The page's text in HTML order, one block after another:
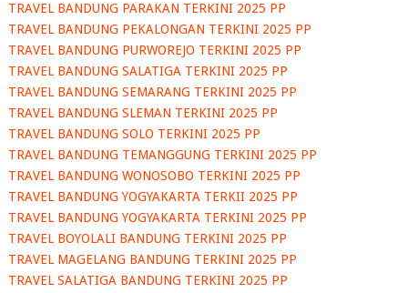
TRAVEL BANDUNG PARAKAN TERKINI 2025 PP
TRAVEL BANDUNG PEKALONGAN TERKINI 2025 PP
TRAVEL BANDUNG PURWOREJO TERKINI 2025 PP
TRAVEL BANDUNG SALATIGA TERKINI 2025 PP
TRAVEL BANDUNG SEMARANG TERKINI 2025 PP
TRAVEL BANDUNG SLEMAN TERKINI 2025 PP
TRAVEL BANDUNG SOLO TERKINI 2025 PP
TRAVEL BANDUNG TEMANGGUNG TERKINI 2025 PP
TRAVEL BANDUNG WONOSOBO TERKINI 2025 PP
TRAVEL BANDUNG YOGYAKARTA TERKII 2025 PP
TRAVEL BANDUNG YOGYAKARTA TERKINI 2025 PP
TRAVEL BOYOLALI BANDUNG TERKINI 2025 PP
TRAVEL MAGELANG BANDUNG TERKINI 2025 PP
TRAVEL SALATIGA BANDUNG TERKINI 2025 PP